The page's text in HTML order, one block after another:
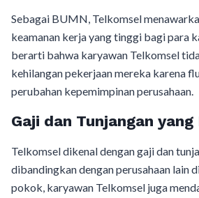
Sebagai BUMN, Telkomsel
keamanan kerja yang tinggi bagi para
berarti bahwa karyawan Telkomsel
kehilangan pekerjaan mereka karena
perubahan kepemimpinan perusahaan.
Gaji dan Tunjangan
Telkomsel dikenal dengan gaji dan
dibandingkan dengan perusahaan lain
pokok, karyawan Telkomsel juga